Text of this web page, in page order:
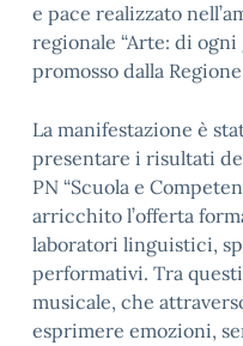
e pace realizzato
regionale “Arte: di ogni
promosso dalla
La manifestazione è
presentare i risultati
PN “Scuola e
arricchito l’offerta
laboratori linguistici,
performativi. Tra
musicale, che
esprimere emozioni,